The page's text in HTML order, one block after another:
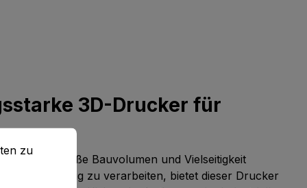
3D-Drucker für
denen große Bauvolumen und Vielseitigkeit
gleichzeitig zu verarbeiten, bietet dieser Drucker
zu können.
Mehr Informationen ...
zu